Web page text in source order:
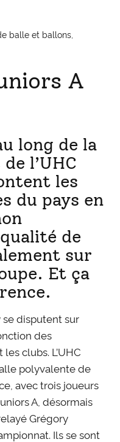
balle et ballons
A
long de la
l’UHC
les
du pays en
de
sur
Et ça
se disputent sur
des
clubs. L’UHC
polyvalente de
avec trois joueurs
A, désormais
Grégory
Ils se sont